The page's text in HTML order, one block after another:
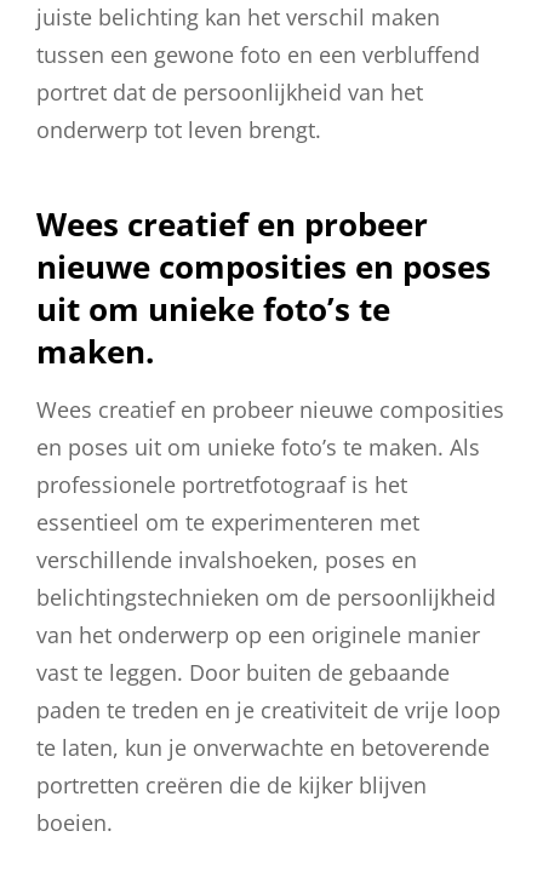
juiste belichting kan het verschil maken
tussen een gewone foto en een verbluffend
portret dat de persoonlijkheid van het
onderwerp tot leven brengt.
Wees creatief en probeer
nieuwe composities en poses
uit om unieke foto’s te
maken.
Wees creatief en probeer nieuwe composities
en poses uit om unieke foto’s te maken. Als
professionele portretfotograaf is het
essentieel om te experimenteren met
verschillende invalshoeken, poses en
belichtingstechnieken om de persoonlijkheid
van het onderwerp op een originele manier
vast te leggen. Door buiten de gebaande
paden te treden en je creativiteit de vrije loop
te laten, kun je onverwachte en betoverende
portretten creëren die de kijker blijven
boeien.